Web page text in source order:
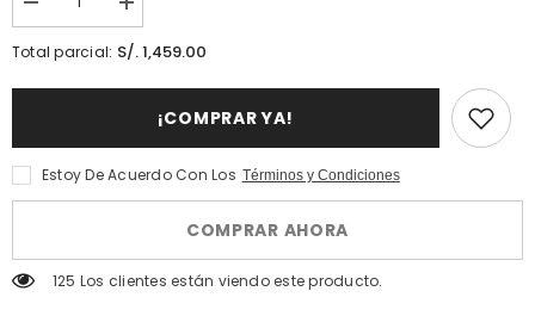
Disminuir
cantidad
para
Atelier
-
Extrait
30%
-
aumentar
la
cantidad
para
Omeyyade
-
30%
Total parcial: S/. 1,459.00
¡COMPRAR YA!
Estoy De Acuerdo Con Los Términos y Condiciones
COMPRAR AHORA
125 Los clientes están viendo este producto.